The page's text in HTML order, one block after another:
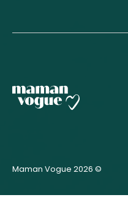
Maman Vogue 2026 ©